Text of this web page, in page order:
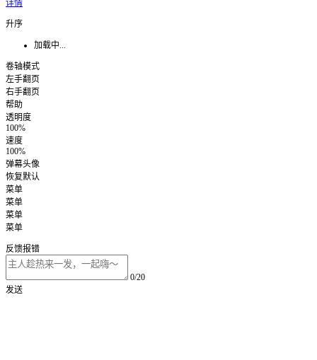
详情
升序
加载中...
卷轴模式
左手翻页
右手翻页
帮助
透明度
100%
速度
100%
弹幕头像
恢复默认
菜单
菜单
菜单
菜单
反馈报错
0/20
发送